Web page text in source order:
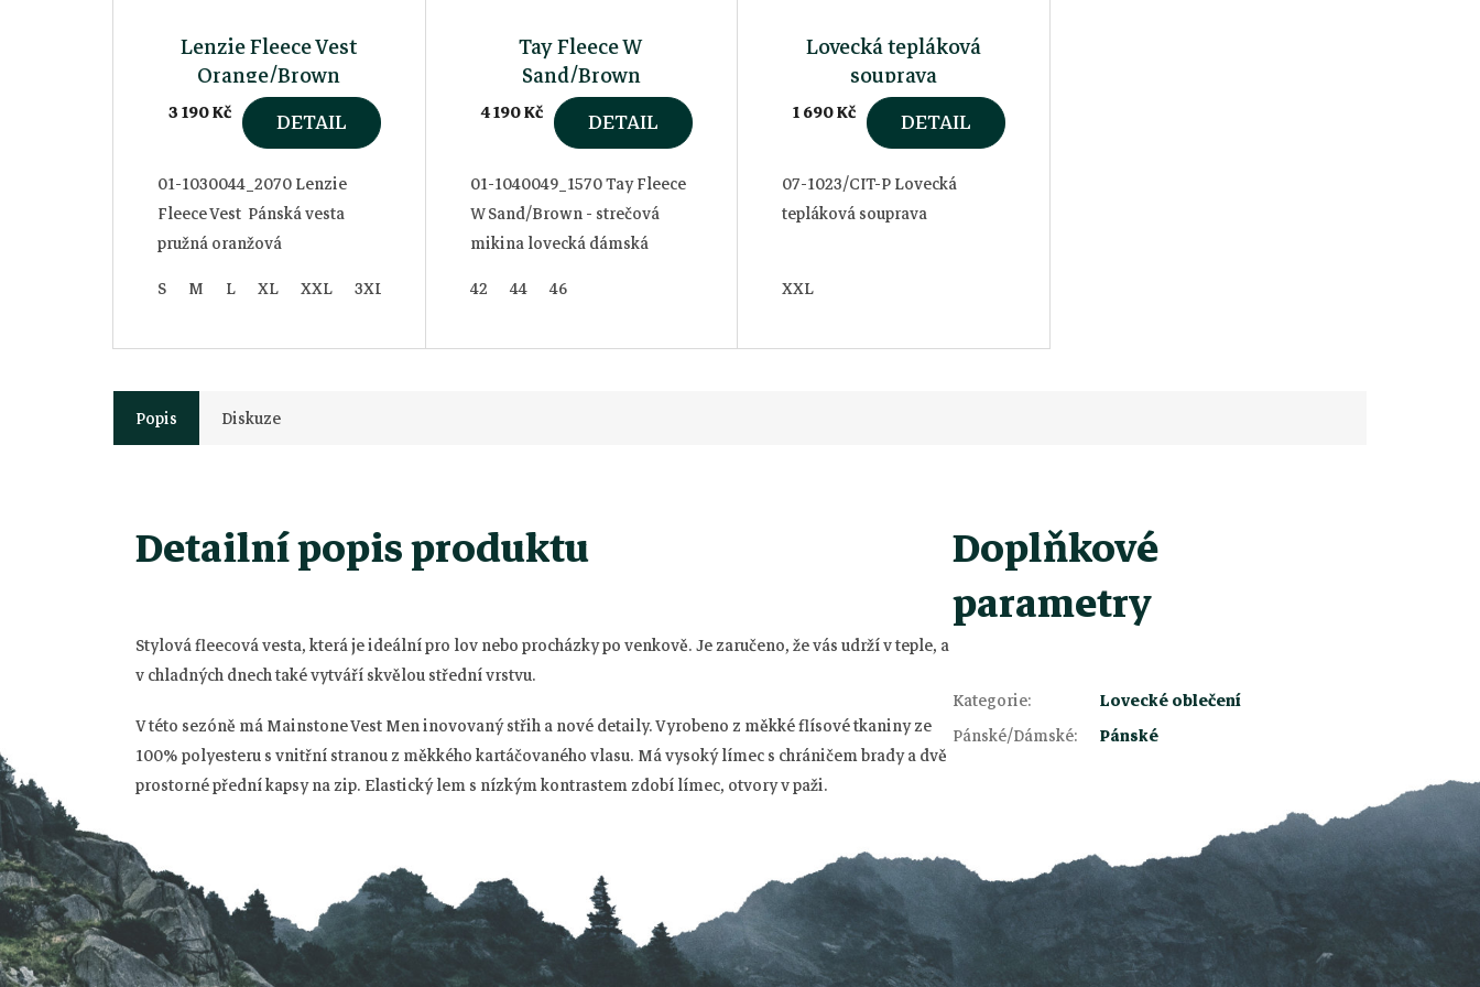
Lenzie Fleece Vest
Orange/Brown
3 190 Kč DETAIL
01-1030044_2070 Lenzie
Fleece Vest Pánská vesta
pružná oranžová
S
M L XL XXL 3XL
Tay Fleece W
Sand/Brown
4 190 Kč DETAIL
01-1040049_1570 Tay Fleece
W Sand/Brown - strečová
mikina lovecká dámská
42
44 46
Lovecká tepláková
souprava
1 690 Kč DETAIL
07-1023/CIT-P Lovecká
tepláková souprava
XXL
Popis Diskuze
Detailní popis produktu
Stylová fleecová vesta, která je ideální pro lov nebo procházky po venkově.Je zaručeno, že vás udrží v teple, a
v chladných dnech také vytváří skvělou střední vrstvu.
V této sezóně má Mainstone Vest Men inovovaný střih a nové detaily.Vyrobeno z měkké flísové tkaniny ze
100% polyesteru s vnitřní stranou z měkkého kartáčovaného vlasu. Má vysoký límec s chráničem brady a dvě
prostorné přední kapsy na zip. Elastický lem s nízkým kontrastem zdobí límec, otvory v paži.
Doplňkové
parametry
Kategorie:
Lovecké oblečení
Pánské/Dámské: Pánské
p
a
t
í